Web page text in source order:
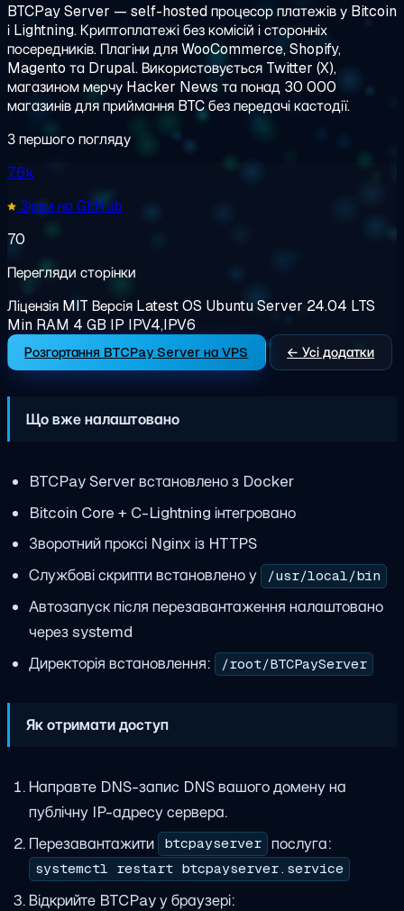
BTCPay Server — self-hosted процесор платежів у Bitcoin
і Lightning. Криптоплатежі без комісій і сторонніх
посередників. Плагіни для WooCommerce, Shopify,
Magento та Drupal. Використовується Twitter (X),
магазином мерчу Hacker News та понад 30 000
магазинів для приймання BTC без передачі кастодії.
З першого погляду
7.6k
Зірки на GitHub
70
Перегляди сторінки
Ліцензія MIT Версія LatestOS Ubuntu Server 24.04 LTS
Min RAM 4 GB IP IPV4,IPV6
Розгортання BTCPay Server на VPS ← Усі додатки
Що вже налаштовано
BTCPay Server встановлено з Docker
Bitcoin Core + C-Lightning інтегровано
Зворотний проксі Nginx із HTTPS
Службові скрипти встановлено у
/usr/local/bin
Автозапуск після перезавантаження налаштовано
через systemd
Директорія встановлення:
/root/BTCPayServer
Як отримати доступ
Направте DNS-запис DNS вашого домену на
публічну IP-адресу сервера.
Перезавантажити btcpayserver послуга:
systemctl restart btcpayserver.service
Відкрийте BTCPay у браузері: